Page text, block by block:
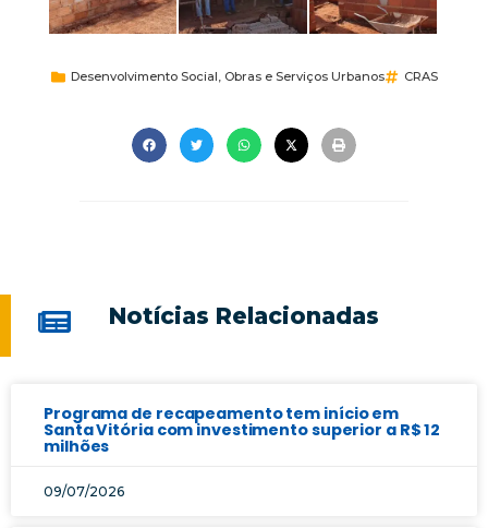
Desenvolvimento Social, Obras e Serviços Urbanos CRAS
Notícias Relacionadas
Programa de recapeamento tem início em
Santa Vitória com investimento superior a R$ 12
milhões
09/07/2026